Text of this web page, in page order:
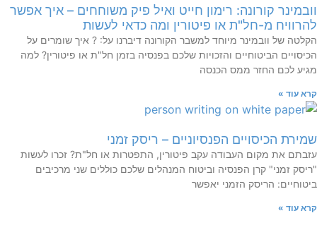
וובמינר קורונה: רימון חייט ואיל פיק משוחחים – איך אפשר
להרוויח מ-חל"ת או פיטורין ומה כדאי לעשות
הקלטה של וובמינר מיוחד למשבר הקורונה דיברנו על: ? איך שומרים על
הכיסויים הביטוחיים והזכויות שלכם בפנסיה בזמן חל"ת או פיטורין? למה
מגיע לכם החזר ממס הכנסה
קרא עוד »
שמירת הכיסויים הפנסיוניים – ריסק זמני
עזבתם את מקום העבודה עקב פיטורין, התפטרות או חל"ת? זכרו לעשות
"ריסק זמני" קרן הפנסיה וביטוח המנהלים שלכם כוללים שני מרכיבים
ביטוחיים: הריסק הזמני יאפשר
קרא עוד »